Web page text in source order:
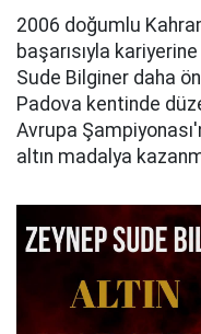
2006 doğumlu
başarısıyla
Sude Bilginer daha
Padova kentinde
Avrupa
altın madalya